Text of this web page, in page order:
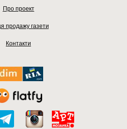
Про проект
продажу газети
Контакти